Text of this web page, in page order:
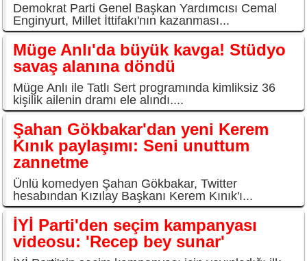
Demokrat Parti Genel Başkan Yardımcısı Cemal
Enginyurt, Millet İttifakı'nın kazanması...
Müge Anlı'da büyük kavga! Stüdyo
savaş alanına döndü
Müge Anlı ile Tatlı Sert programında kimliksiz 36
kişilik ailenin dramı ele alındı....
Şahan Gökbakar'dan yeni Kerem
Kınık paylaşımı: Seni unuttum
zannetme
Ünlü komedyen Şahan Gökbakar, Twitter
hesabından Kızılay Başkanı Kerem Kınık'ı...
İYİ Parti'den seçim kampanyası
videosu: 'Recep bey sunar'